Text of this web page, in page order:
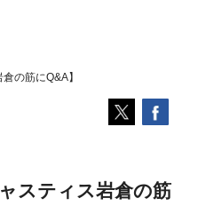
の筋にQ&A】
スティス岩倉の筋